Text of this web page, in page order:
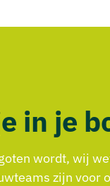
in je
wordt, wij
zijn voor